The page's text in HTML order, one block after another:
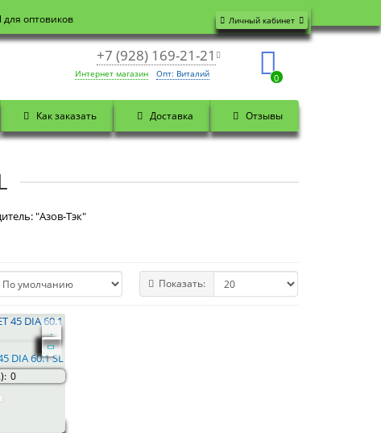
Личный кабинет
для оптовиков
+7 (928) 169-21-21
Интернет магазин Опт: Виталий 0
Как заказать Доставка Отзывы
"Азов-Тэк"
Показать:
DIA 60.1 SL
0